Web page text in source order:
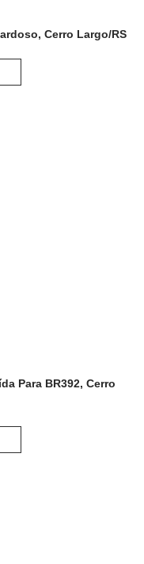
Cerro Largo/RS
Para BR392, Cerro